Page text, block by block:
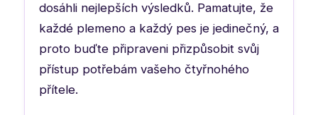
dosáhli nejlepších výsledků. Pamatujte, že
každé plemeno a každý pes je jedinečný, a
proto buďte připraveni přizpůsobit svůj
přístup potřebám vašeho čtyřnohého
přítele.